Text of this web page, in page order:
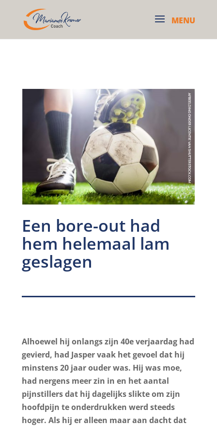
Een bore-out had
hem helemaal lam
geslagen
Alhoewel hij onlangs zijn 40e verjaardag had
gevierd, had Jasper vaak het gevoel dat hij
minstens 20 jaar ouder was. Hij was moe,
had nergens meer zin in en het aantal
pijnstillers dat hij dagelijks slikte om zijn
hoofdpijn te onderdrukken werd steeds
hoger. Als hij er alleen maar aan dacht dat